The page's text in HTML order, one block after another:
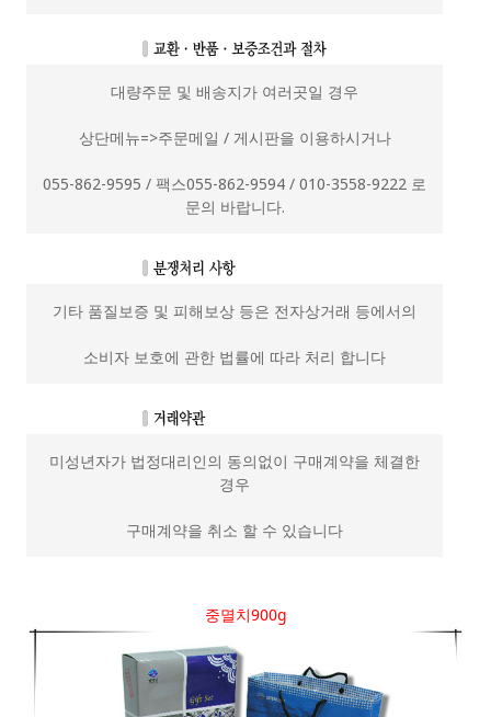
대량주문 및 배송지가 여러곳일 경우
상단메뉴=>주문메일 / 게시판을 이용하시거나
055-862-9595 / 팩스055-862-9594 / 010-3558-9222 로
문의 바랍니다.
기타 품질보증 및 피해보상 등은 전자상거래 등에서의
소비자 보호에 관한 법률에 따라 처리 합니다
미성년자가 법정대리인의 동의없이 구매계약을 체결한
경우
구매계약을 취소 할 수 있습니다
중멸치900g